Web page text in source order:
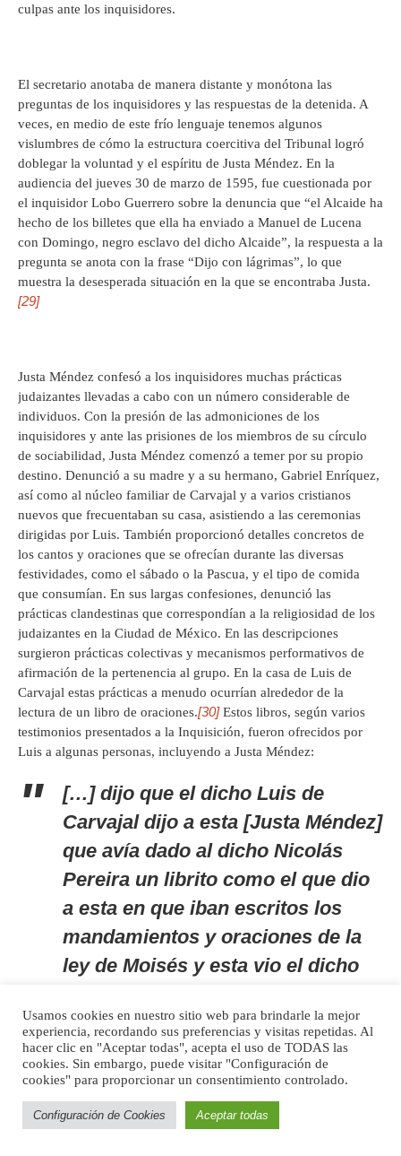
culpas ante los inquisidores.
El secretario anotaba de manera distante y monótona las
preguntas de los inquisidores y las respuestas de la detenida. A
veces, en medio de este frío lenguaje tenemos algunos
vislumbres de cómo la estructura coercitiva del Tribunal logró
doblegar la voluntad y el espíritu de Justa Méndez. En la
audiencia del jueves 30 de marzo de 1595, fue cuestionada por
el inquisidor Lobo Guerrero sobre la denuncia que “el Alcaide ha
hecho de los billetes que ella ha enviado a Manuel de Lucena
con Domingo, negro esclavo del dicho Alcaide”, la respuesta a la
pregunta se anota con la frase “Dijo con lágrimas”, lo que
muestra la desesperada situación en la que se encontraba Justa.
[29]
Justa Méndez confesó a los inquisidores muchas prácticas
judaizantes llevadas a cabo con un número considerable de
individuos. Con la presión de las admoniciones de los
inquisidores y ante las prisiones de los miembros de su círculo
de sociabilidad, Justa Méndez comenzó a temer por su propio
destino. Denunció a su madre y a su hermano, Gabriel Enríquez,
así como al núcleo familiar de Carvajal y a varios cristianos
nuevos que frecuentaban su casa, asistiendo a las ceremonias
dirigidas por Luis. También proporcionó detalles concretos de
los cantos y oraciones que se ofrecían durante las diversas
festividades, como el sábado o la Pascua, y el tipo de comida
que consumían. En sus largas confesiones, denunció las
prácticas clandestinas que correspondían a la religiosidad de los
judaizantes en la Ciudad de México. En las descripciones
surgieron prácticas colectivas y mecanismos performativos de
afirmación de la pertenencia al grupo. En la casa de Luis de
Carvajal estas prácticas a menudo ocurrían alrededor de la
lectura de un libro de oraciones.[30]Estos libros, según varios
testimonios presentados a la Inquisición, fueron ofrecidos por
Luis a algunas personas, incluyendo a Justa Méndez:
[…] dijo que el dicho Luis de
Carvajal dijo a esta [Justa Méndez]
que avía dado al dicho Nicolás
Pereira un librito como el que dio
a esta en que iban escritos los
mandamientos y oraciones de la
ley de Moisés y esta vio el dicho
porque el dicho Nicolás Pereira se
lo enseño a esta diciéndole como
se lo avía dado el dicho Luis de
Carvajal y esta le respondió que
Usamos cookies en nuestro sitio web para brindarle la mejor
experiencia, recordando sus preferencias y visitas repetidas. Al
hacer clic en "Aceptar todas", acepta el uso de TODAS las
cookies. Sin embargo, puede visitar "Configuración de
cookies" para proporcionar un consentimiento controlado.
Configuración de Cookies Aceptar todas